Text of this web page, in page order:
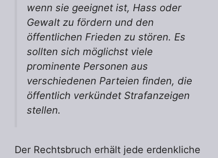
wenn sie geeignet ist, Hass oder
Gewalt zu fördern und den
öffentlichen Frieden zu stören. Es
sollten sich möglichst viele
prominente Personen aus
verschiedenen Parteien finden, die
öffentlich verkündet Strafanzeigen
stellen.
Der Rechtsbruch erhält jede erdenkliche